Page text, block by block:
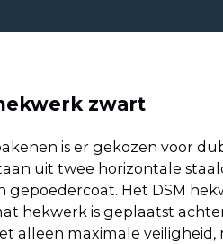
zwart
is er gekozen voor
uit twee horizontale
gepoedercoat. Het DSM
hekwerk is geplaatst
alleen maximale